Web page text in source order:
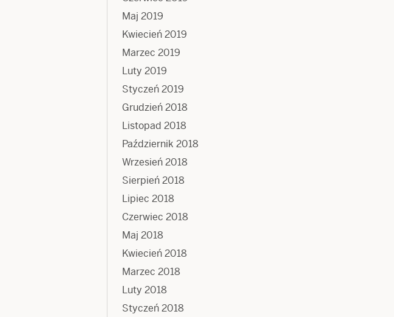
Maj 2019
Kwiecień 2019
Marzec 2019
Luty 2019
Styczeń 2019
Grudzień 2018
Listopad 2018
Październik 2018
Wrzesień 2018
Sierpień 2018
Lipiec 2018
Czerwiec 2018
Maj 2018
Kwiecień 2018
Marzec 2018
Luty 2018
Styczeń 2018